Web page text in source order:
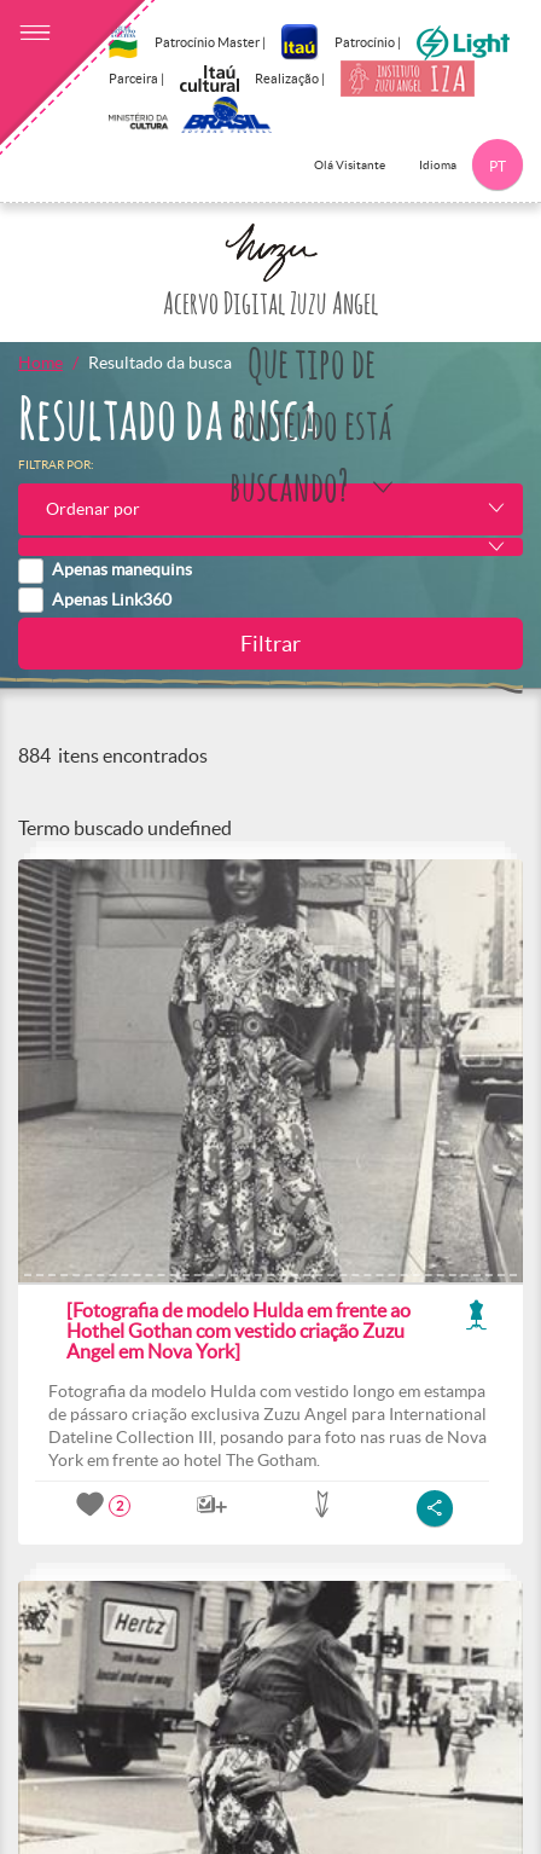
Patrocínio Master | Patrocínio |
Parceira | Realização |
Olá Visitante Idioma PT
Acervo Digital Zuzu Angel
Que tipo de
conteúdo está
buscando?
Home Resultado da busca
Resultado da busca
FILTRAR POR:
Ordenar por
Apenas manequins
Apenas Link360
884 itens encontrados
Termo buscado undefined
[Fotografia de modelo Hulda em frente ao
Hothel Gothan com vestido criação Zuzu
Angel em Nova York]
Fotografia da modelo Hulda com vestido longo em estampa
de pássaro criação exclusiva Zuzu Angel para International
Dateline Collection III, posando para foto nas ruas de Nova
York em frente ao hotel The Gotham.
2